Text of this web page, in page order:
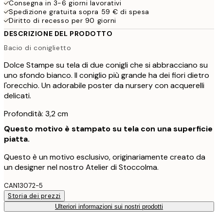
Consegna in 3-6 giorni lavorativi
Spedizione gratuita sopra 59 € di spesa
Diritto di recesso per 90 giorni
DESCRIZIONE DEL PRODOTTO
Bacio di coniglietto
Dolce Stampe su tela di due conigli che si abbracciano su
uno sfondo bianco. Il coniglio più grande ha dei fiori dietro
l'orecchio. Un adorabile poster da nursery con acquerelli
delicati.
Profondità: 3,2 cm
Questo motivo è stampato su tela con una superficie
piatta.
Questo è un motivo esclusivo, originariamente creato da
un designer nel nostro Atelier di Stoccolma.
CAN13072-5
Storia dei prezzi
Ulteriori informazioni sui nostri prodotti